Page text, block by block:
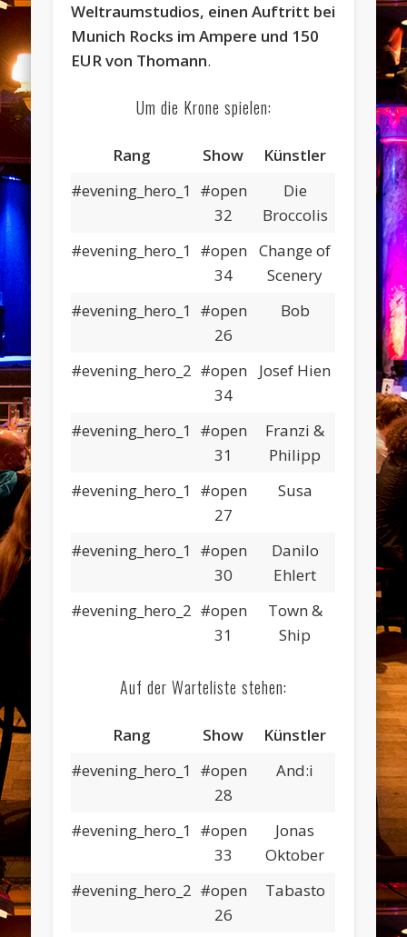
Weltraumstudios, einen Auftritt bei
Munich Rocks im Ampere und 150
EUR von Thomann.
Um die Krone spielen:
Rang Show
Künstler
#evening_hero_1 #open
32
Die
Broccolis
#evening_hero_1 #open
34
Change of
Scenery
#evening_hero_1 #open
26
Bob
#evening_hero_2 #open
34
Josef Hien
#evening_hero_1 #open
31
Franzi &
Philipp
#evening_hero_1 #open
27
Susa
#evening_hero_1 #open
30
Danilo
Ehlert
#evening_hero_2 #open
31
Town &
Ship
Auf der Warteliste stehen:
Rang Show
Künstler
#evening_hero_1 #open
28
And:i
#evening_hero_1 #open
33
Jonas
Oktober
#evening_hero_2 #open
26
Tabasto